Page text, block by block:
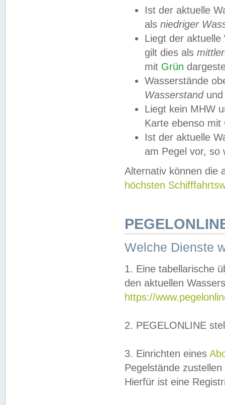
Ist der aktuelle
als niedriger
Liegt der
gilt dies als
mit Grün
Wasserstände
Wasserstandund
Liegt kein MHW
Karte ebenso mit
Ist der aktuelle
am Pegel vor,
Alternativ können die
höchsten
Welche Dienste
1. Eine tabellarische
den aktuellen
https://
2. PEGELONLINE
3. Einrichten eines
Pegelstände
Hierfür ist eine